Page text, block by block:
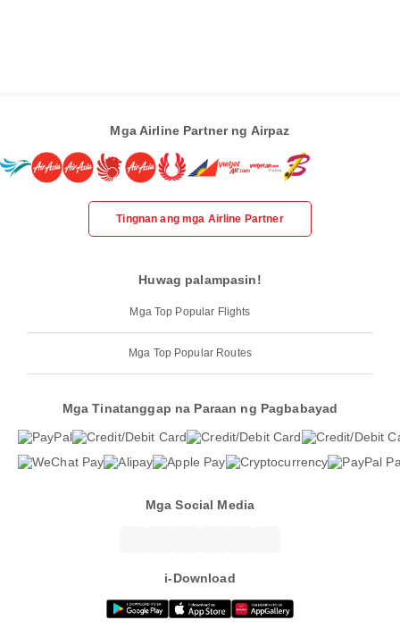
Mga Airline Partner ng Airpaz
Tingnan ang mga Airline Partner
Huwag palampasin!
Mga Top Popular Flights
Mga Top Popular Routes
Mga Tinatanggap na Paraan ng Pagbabayad
Mga Social Media
i-Download